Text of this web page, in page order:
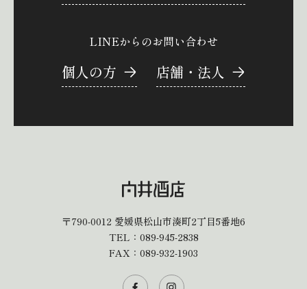
LINEからのお問い合わせ
個人の方 店舗・法人
〒790-0012 愛媛県松山市湊町2丁目5番地6
TEL： 089-945-2838
FAX：089-932-1903